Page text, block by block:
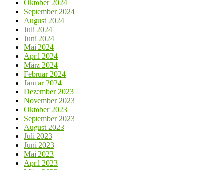
Oktober 2024
September 2024
August 2024
Juli 2024
Juni 2024
Mai 2024
April 2024
März 2024
Februar 2024
Januar 2024
Dezember 2023
November 2023
Oktober 2023
September 2023
August 2023
Juli 2023
Juni 2023
Mai 2023
April 2023